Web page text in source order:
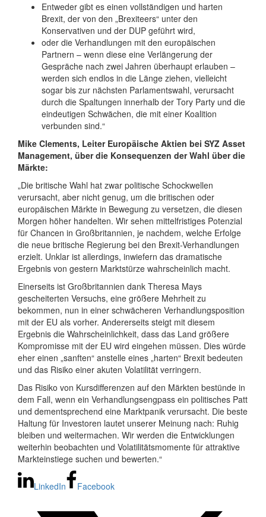
Entweder gibt es einen vollständigen und harten
Brexit, der von den „Brexiteers“ unter den
Konservativen und der DUP geführt wird,
oder die Verhandlungen mit den europäischen
Partnern – wenn diese eine Verlängerung der
Gespräche nach zwei Jahren überhaupt erlauben –
werden sich endlos in die Länge ziehen, vielleicht
sogar bis zur nächsten Parlamentswahl, verursacht
durch die Spaltungen innerhalb der Tory Party und die
eindeutigen Schwächen, die mit einer Koalition
verbunden sind.“
Mike Clements, Leiter Europäische Aktien bei SYZ Asset
Management, über die Konsequenzen der Wahl über die
Märkte:
„Die britische Wahl hat zwar politische Schockwellen
verursacht, aber nicht genug, um die britischen oder
europäischen Märkte in Bewegung zu versetzen, die diesen
Morgen höher handelten. Wir sehen mittelfristiges Potenzial
für Chancen in Großbritannien, je nachdem, welche Erfolge
die neue britische Regierung bei den Brexit-Verhandlungen
erzielt. Unklar ist allerdings, inwiefern das dramatische
Ergebnis von gestern Marktstürze wahrscheinlich macht.
Einerseits ist Großbritannien dank Theresa Mays
gescheiterten Versuchs, eine größere Mehrheit zu
bekommen, nun in einer schwächeren Verhandlungsposition
mit der EU als vorher. Andererseits steigt mit diesem
Ergebnis die Wahrscheinlichkeit, dass das Land größere
Kompromisse mit der EU wird eingehen müssen. Dies würde
eher einen „sanften“ anstelle eines „harten“ Brexit bedeuten
und das Risiko einer akuten Volatilität verringern.
Das Risiko von Kursdifferenzen auf den Märkten bestünde in
dem Fall, wenn ein Verhandlungsengpass ein politisches Patt
und dementsprechend eine Marktpanik verursacht. Die beste
Haltung für Investoren lautet unserer Meinung nach: Ruhig
bleiben und weitermachen. Wir werden die Entwicklungen
weiterhin beobachten und Volatilitätsmomente für attraktive
Markteinstiege suchen und bewerten.“
LinkedIn Facebook